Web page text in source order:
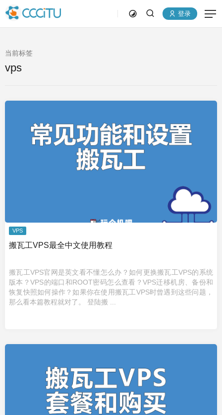
登录
当前标签
vps
VPS
搬瓦工VPS最全中文使用教程
搬瓦工VPS官网是英文看不懂怎么办？如何更换搬瓦工VPS的系统
版本？VPS的端口和ROOT密码怎么查看？VPS迁移机房、备份和
恢复快照如何操作？如果你在使用搬瓦工VPS时曾遇到这些问题，
那么看本篇教程就对了。 登陆搬 ...